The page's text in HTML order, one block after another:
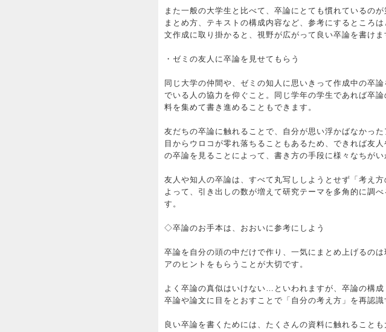
また一般の大学生と比べて、卒論にとても慣れているの
まとめ方、テキストの構成内容など、参考にするところ
文作成に取り掛かると、視野が広がって良い卒論を書けま
・ゼミの友人に卒論を見せてもらう
同じ大学の仲間や、ゼミの知人に思いきって作成中の卒
でいる人の協力を仰ぐこと。同じ学年の学生であれば卒
料を集めて書き進めることもできます。
友だちの卒論に触れることで、自分が思い浮かばなかっ
目からウロコが零れ落ちることもあるため、できれば友
の卒論を見ることによって、書き方の手段に様々なちがい
友人や知人の卒論は、すべて丸写ししようとせず「考え
よって、引き出しの数が増えて研究テーマを多角的に調
す。
◇卒論のお手本は、おおいに参考にしよう
卒論を自分の頭の中だけで作り、一気にまとめ上げるの
アのヒントをもらうことが大切です。
よく卒論の真似はいけない…といわれますが、卒論の構
卒論や論文に目をとおすことで「自分の考え方」を再認識
良い卒論を書くためには、たくさんの資料に触れること